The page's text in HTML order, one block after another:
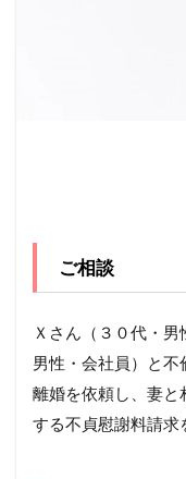
ご相談
Ｘさん（３０代・
男性・会社員）と
離婚を依頼し、妻と
する不貞慰謝料請求